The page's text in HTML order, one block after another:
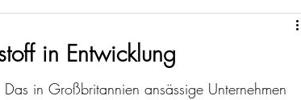
in Entwicklung
Das in Großbritannien ansässige Unternehmen